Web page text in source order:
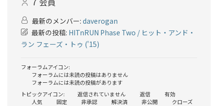
最新のメンバー: daverogan
最新の投稿: HITnRUN Phase Two / ヒット・アンド・
ラン フェーズ・トゥ ('15)
フォーラムアイコン:
フォーラムには未読の投稿はありません
フォーラムには未読の投稿があります
トピックアイコン:
返信されていません 返信
有効
人気
固定 非承認 解決済 非公開 クローズ